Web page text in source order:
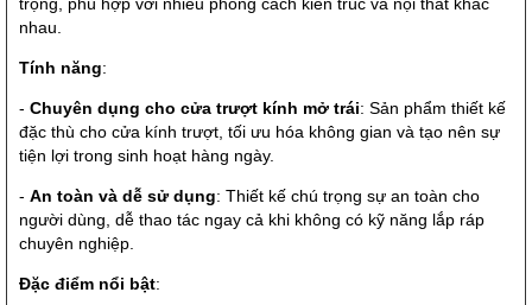
trọng, phù hợp với nhiều phong cách kiến trúc và nội thất khác
nhau.
Tính năng:
- Chuyên dụng cho cửa trượt kính mở trái: Sản phẩm thiết kế
đặc thù cho cửa kính trượt, tối ưu hóa không gian và tạo nên sự
tiện lợi trong sinh hoạt hàng ngày.
- An toàn và dễ sử dụng: Thiết kế chú trọng sự an toàn cho
người dùng, dễ thao tác ngay cả khi không có kỹ năng lắp ráp
chuyên nghiệp.
Đặc điểm nổi bật: